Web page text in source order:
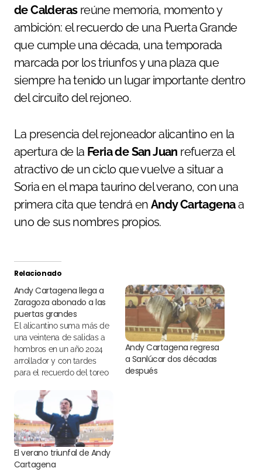
de Calderasreúne memoria, momento y
ambición: el recuerdo de una Puerta Grande
que cumple una década, una temporada
marcada por los triunfos y una plaza que
siempre ha tenido un lugar importante dentro
del circuito del rejoneo.
La presencia del rejoneador alicantino en la
apertura de la Feria de San Juan refuerza el
atractivo de un ciclo que vuelve a situar a
Soria en el mapa taurino del verano, con una
primera cita que tendrá en Andy Cartagenaa
uno de sus nombres propios.
Relacionado
Andy Cartagena llega a
Zaragoza abonado a las
puertas grandes
El alicantino suma más de
una veintena de salidas a
hombros en un año 2024
arrollador y con tardes
para el recuerdo del toreo
Andy Cartagena regresa
a Sanlúcar dos décadas
después
El verano triunfal de Andy
Cartagena